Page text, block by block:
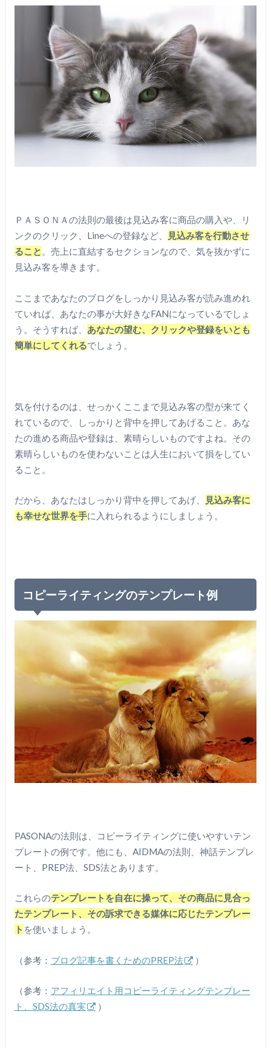
ＰＡＳＯＮＡの法則の最後は見込み客に商品の購入や、リ
ンクのクリック、Lineへの登録など、
見込み客を行動させ
ること 。売上に直結するセクションなので、気を抜かずに
見込み客を導きます。
ここまであなたのブログをしっかり見込み客が読み進めれ
ていれば、あなたの事が大好きなFANになっているでしょ
う。そうすれば、 あなたの望む、クリックや登録をいとも
簡単にしてくれるでしょう。
気を付けるのは、せっかくここまで見込み客の型が来てく
れているので、しっかりと背中を押してあげること。あな
たの進める商品や登録は、素晴らしいものですよね。その
素晴らしいものを使わないことは人生において損をしてい
ること。
だから、あなたはしっかり背中を押してあげ、
見込み客に
も幸せな世界を手に入れられるようにしましょう。
コピーライティングのテンプレート例
PASONAの法則は、コピーライティングに使いやすいテン
プレートの例です。他にも、AIDMAの法則、神話テンプレ
ート、PREP法、SDS法とあります。
これらのテンプレートを自在に操って、その商品に見合っ
たテンプレート、その訴求できる媒体に応じたテンプレー
ト を使いましょう。
（参考： ブログ記事を書くためのPREP法 ）
（参考： アフィリエイト用コピーライティングテンプレー
ト、SDS法の真実
）